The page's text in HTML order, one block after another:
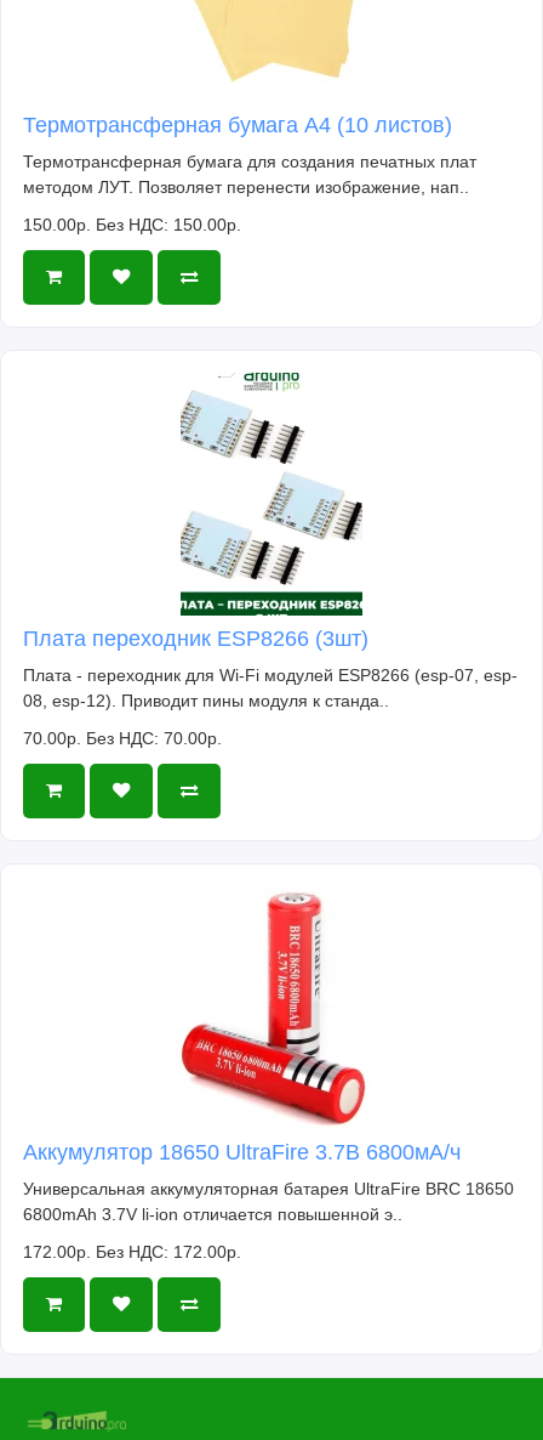
Термотрансферная бумага А4 (10 листов)
Термотрансферная бумага для создания печатных плат
методом ЛУТ. Позволяет перенести изображение, нап..
150.00р. Без НДС: 150.00р.
Плата переходник ESP8266 (3шт)
Плата - переходник для Wi-Fi модулей ESP8266 (esp-07, esp-
08, esp-12). Приводит пины модуля к станда..
70.00р. Без НДС: 70.00р.
Аккумулятор 18650 UltraFire 3.7В 6800мА/ч
Универсальная аккумуляторная батарея UltraFire BRC 18650
6800mAh 3.7V li-ion отличается повышенной э..
172.00р. Без НДС: 172.00р.